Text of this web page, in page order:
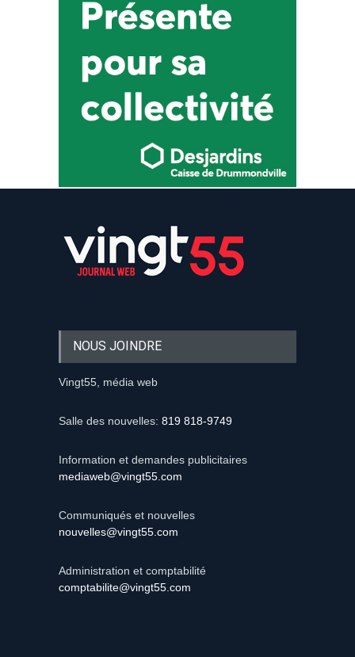
NOUS JOINDRE
Vingt55, média web
Salle des nouvelles: 819 818-9749
Information et demandes publicitaires
mediaweb@vingt55.com
Communiqués et nouvelles
nouvelles@vingt55.com
Administration et comptabilité
comptabilite@vingt55.com